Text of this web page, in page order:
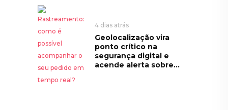
4 dias atrás
Geolocalização vira
ponto crítico na
segurança digital e
acende alerta sobre...